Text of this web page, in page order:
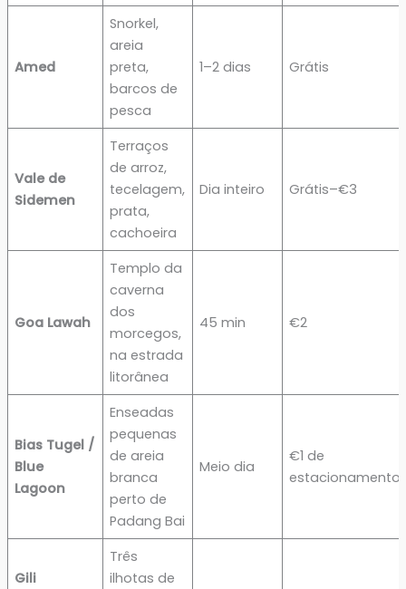
Amed
Snorkel,
areia
preta,
barcos de
pesca
1–2 dias Grátis
Vale de
Sidemen
Terraços
de arroz,
tecelagem,
prata,
cachoeira
Dia inteiro Grátis–€3
Goa Lawah
Templo da
caverna
dos
morcegos,
na estrada
litorânea
45 min €2
Bias Tugel /
Blue
Lagoon
Enseadas
pequenas
de areia
branca
perto de
Padang Bai
Meio dia
€1 de
estacionamento
Gili
Três
ilhotas de